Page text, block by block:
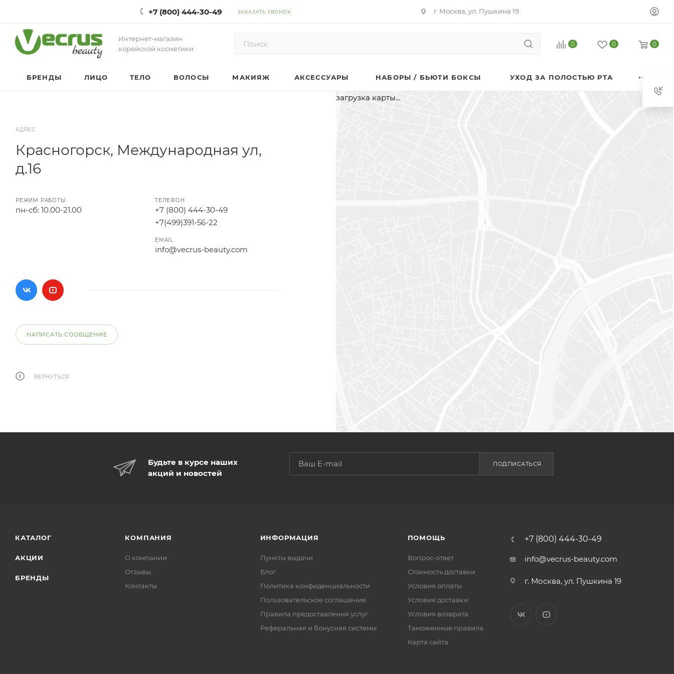
+7 (800) 444-30-49 ЗАКАЗАТЬ ЗВОНОК г. Москва, ул. Пушкина 19
Интернет-магазин
корейской косметики
0 0 0
БРЕНДЫ ЛИЦО ТЕЛО ВОЛОСЫ МАКИЯЖ АКСЕССУАРЫ НАБОРЫ / БЬЮТИ БОКСЫ УХОД ЗА ПОЛОСТЬЮ РТА
АДРЕС
Красногорск, Международная ул,
д.16
РЕЖИМ РАБОТЫ
пн-сб: 10.00-21.00
ТЕЛЕФОН
+7 (800) 444-30-49
+7(499)391-56-22
EMAIL
info@vecrus-beauty.com
НАПИСАТЬ СООБЩЕНИЕ
ВЕРНУТЬСЯ
загрузка карты...
Будьте в курсе наших
акций и новостей
ПОДПИСАТЬСЯ
КАТАЛОГ
АКЦИИ
БРЕНДЫ
КОМПАНИЯ
О компании
Отзывы
Контакты
ИНФОРМАЦИЯ
Пункты выдачи
Блог
Политика конфиденциальности
Пользовательское соглашение
Правила предоставления услуг
Реферальная и бонусная системы
ПОМОЩЬ
Вопрос-ответ
Стоимость доставки
Условия оплаты
Условия доставки
Условия возврата
Таможенные правила
Карта сайта
+7 (800) 444-30-49
info@vecrus-beauty.com
г. Москва, ул. Пушкина 19